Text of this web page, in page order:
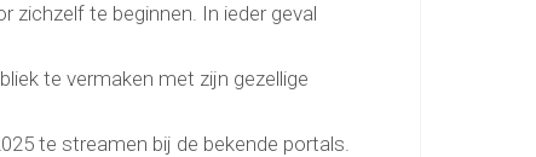
zichzelf te beginnen. In ieder geval
te vermaken met zijn gezellige
te streamen bij de bekende portals.